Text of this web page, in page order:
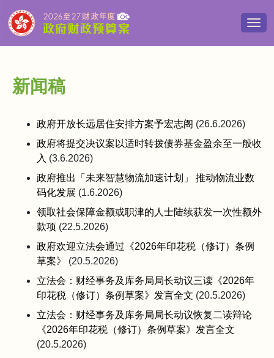
切
新闻稿
政府开放长远居住安排方案予宏志阁 (26.6.2026)
政府将提交决议案以适时转拨债券基金盈余至一般收
入 (3.6.2026)
政府推出「未来智慧物流加速计划」 推动物流业数
码化发展 (1.6.2026)
领取社会保障金额或职津的人士陆续获发一次性额外
款项 (22.5.2026)
政府欢迎立法会通过《2026年印花税（修订）条例
草案》
(20.5.2026)
立法会：财经事务及库务局局长动议三读《2026年
印花税（修订）条例草案》发言全文 (20.5.2026)
立法会：财经事务及库务局局长动议恢复二读辩论
《2026年印花税（修订）条例草案》发言全文
(20.5.2026)